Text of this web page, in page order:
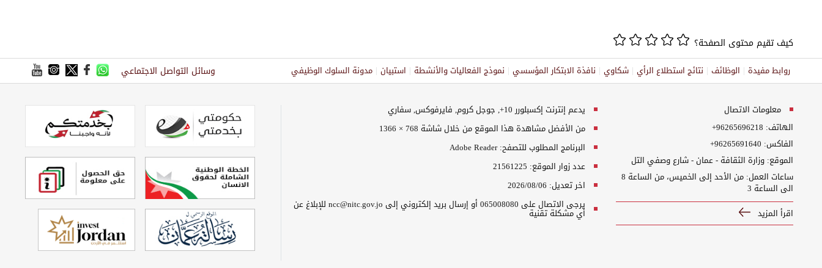
كيف تقيم محتوى الصفحة؟
روابط مفيدة الوظائف نتائج استطلاع الرأي شكاوي نافذة الابتكار المؤسسي نموذج الفعاليات والأنشطة استبيان مدونة السلوك الوظيفي وسائل التواصل الاجتماعي
معلومات الاتصال
الهاتف: +96265696218
الفاكس: +96265691640
الموقع: وزارة الثقافة - عمان - شارع وصفي التل
ساعات العمل: من الأحد إلى الخميس، من الساعة 8
الى الساعة 3
اقرأ المزيد
يدعم إنترنت إكسبلورر 10+, جوجل كروم, فايرفوكس, سفاري
من الأفضل مشاهدة هذا الموقع من خلال شاشة 768 × 1366
البرنامج المطلوب للتصفح: Adobe Reader
عدد زوار الموقع: 21561225
اخر تعديل: 2026/08/06
يرجى الاتصال على 065008080 أو إرسال بريد إلكتروني إلى ncc@nitc.gov.jo للإبلاغ عن
أي مشكلة تقنية